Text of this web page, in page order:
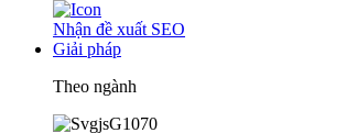
Nhận đề xuất SEO
Giải pháp
Theo ngành